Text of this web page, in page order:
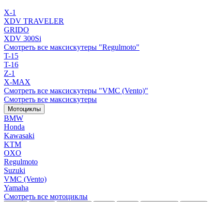
X-1
XDV TRAVELER
GRIDO
XDV 300Si
Смотреть все максискутеры "Regulmoto"
T-15
T-16
Z-1
X-MAX
Смотреть все максискутеры "VMC (Vento)"
Смотреть все максискутеры
Мотоциклы
BMW
Honda
Kawasaki
KTM
OXO
Regulmoto
Suzuki
VMC (Vento)
Yamaha
Смотреть все мотоциклы